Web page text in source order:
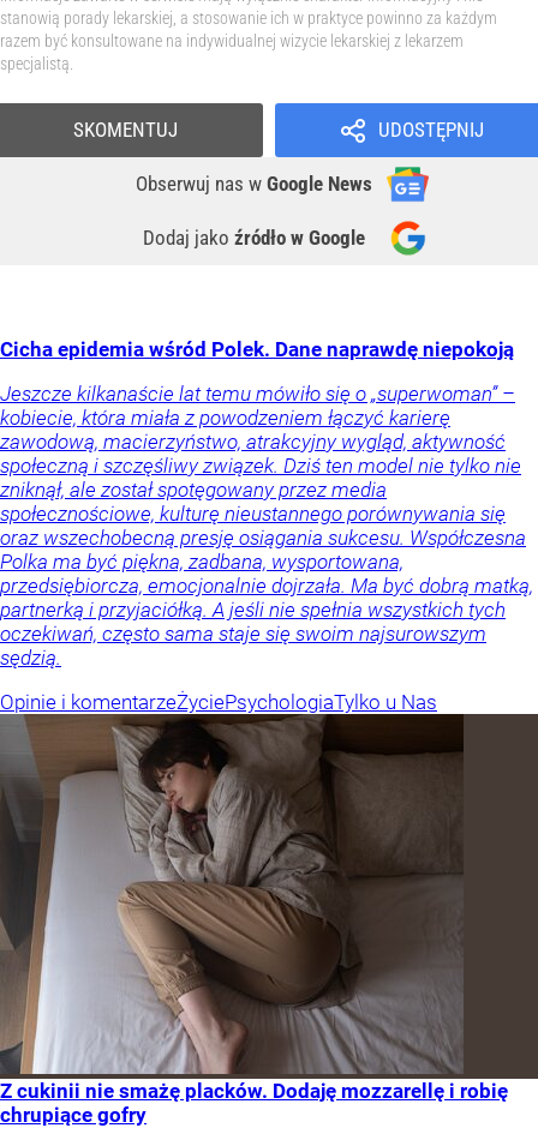
stanowią porady lekarskiej, a stosowanie ich w praktyce powinno za każdym
razem być konsultowane na indywidualnej wizycie lekarskiej z lekarzem
specjalistą.
UDOSTĘPNIJ
Obserwuj nas w Google News
Dodaj jako źródło w Google
SKOMENTUJ
Cicha epidemia wśród Polek. Dane naprawdę niepokoją
Jeszcze kilkanaście lat temu mówiło się o „superwoman” –
kobiecie, która miała z powodzeniem łączyć karierę
zawodową, macierzyństwo, atrakcyjny wygląd, aktywność
społeczną i szczęśliwy związek. Dziś ten model nie tylko nie
zniknął, ale został spotęgowany przez media
społecznościowe, kulturę nieustannego porównywania się
oraz wszechobecną presję osiągania sukcesu. Współczesna
Polka ma być piękna, zadbana, wysportowana,
przedsiębiorcza, emocjonalnie dojrzała. Ma być dobrą matką,
partnerką i przyjaciółką. A jeśli nie spełnia wszystkich tych
oczekiwań, często sama staje się swoim najsurowszym
sędzią.
Opinie i komentarzeŻyciePsychologiaTylko u Nas
Z cukinii nie smażę placków. Dodaję mozzarellę i robię
chrupiące gofry